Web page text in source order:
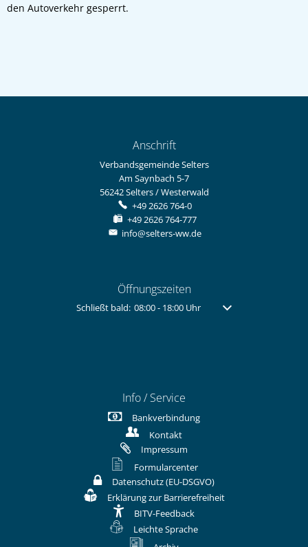
den Autoverkehr gesperrt.
Anschrift
Verbandsgemeinde Selters
Am Saynbach 5-7
56242Selters / Westerwald
+49 2626 764-0
+49 2626 764-777
info@selters-ww.de
Öffnungszeiten
Klicken, um weitere Öffnungs- oder Schließzeiten
Schließt bald: 08:00- 18:00 Uhr Von 08:00 bis 18:00 Uhr
Info / Service
Bankverbindung
Kontakt
Impressum
Formularcenter
Datenschutz (EU-DSGVO)
Erklärung zur Barrierefreiheit
BITV-Feedback
Leichte Sprache